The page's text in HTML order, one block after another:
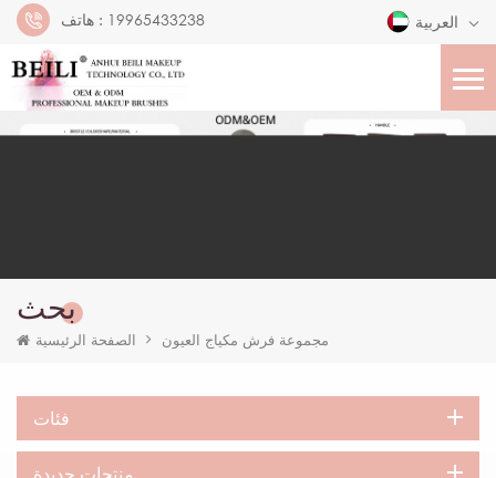
هاتف : 19965433238
بحث
الصفحة الرئيسية مجموعة فرش مكياج العيون
فئات